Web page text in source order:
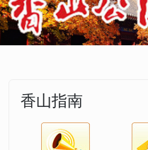
香山指南